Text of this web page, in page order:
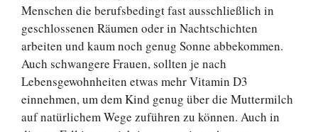
Menschen die berufsbedingt fast ausschließlich in
geschlossenen Räumen oder in Nachtschichten
arbeiten und kaum noch genug Sonne abbekommen.
Auch schwangere Frauen, sollten je nach
Lebensgewohnheiten etwas mehr Vitamin D3
einnehmen, um dem Kind genug über die Muttermilch
auf natürlichem Wege zuführen zu können. Auch in